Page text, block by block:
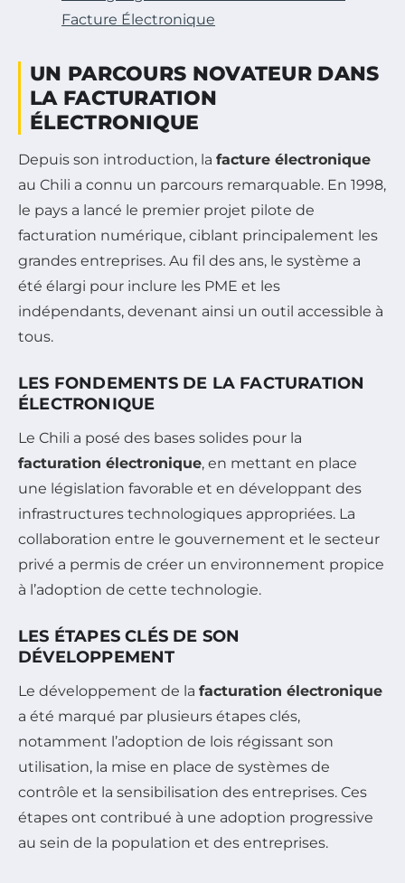
Facture Électronique
UN PARCOURS NOVATEUR DANS
LA FACTURATION
ÉLECTRONIQUE
Depuis son introduction, la facture électronique
au Chili a connu un parcours remarquable. En 1998,
le pays a lancé le premier projet pilote de
facturation numérique, ciblant principalement les
grandes entreprises. Au fil des ans, le système a
été élargi pour inclure les PME et les
indépendants, devenant ainsi un outil accessible à
tous.
LES FONDEMENTS DE LA FACTURATION
ÉLECTRONIQUE
Le Chili a posé des bases solides pour la
facturation électronique, en mettant en place
une législation favorable et en développant des
infrastructures technologiques appropriées. La
collaboration entre le gouvernement et le secteur
privé a permis de créer un environnement propice
à l’adoption de cette technologie.
LES ÉTAPES CLÉS DE SON
DÉVELOPPEMENT
Le développement de la facturation électronique
a été marqué par plusieurs étapes clés,
notamment l’adoption de lois régissant son
utilisation, la mise en place de systèmes de
contrôle et la sensibilisation des entreprises. Ces
étapes ont contribué à une adoption progressive
au sein de la population et des entreprises.